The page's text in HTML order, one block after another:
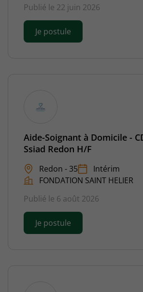
Publié le 22 juin 2026
Je postule
Aide-Soignant à Domicile -
Ssiad Redon H/F
Redon - 35
Intérim
FONDATION SAINT HELIER
Publié le 6 août 2026
Je postule